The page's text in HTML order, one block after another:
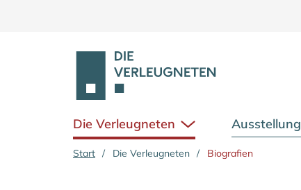
Zum Hauptinhalt springen
Die Verleugneten Untermenü öffnen
Ausstellung
Start / Die Verleugneten / Biografien